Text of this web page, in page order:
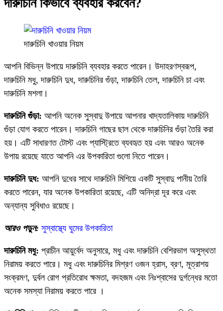
দারুচিনি খাওয়ার নিয়ম
আপনি বিভিন্ন উপায়ে দারুচিনি ব্যবহার করতে পারেন। উদাহরণস্বরূপ,
দারুচিনি মধু, দারুচিনি দুধ, দারুচিনির গুঁড়া, দারুচিনি তেল, দারুচিনি চা এবং
দারুচিনি মশলা।
দারুচিনি গুঁড়া: আপনি অনেক সুস্বাদু উপায়ে আপনার খাদ্যতালিকায় দারুচিনি
গুঁড়া যোগ করতে পারেন। দারুচিনি গাছের ছাল থেকে দারুচিনির গুঁড়া তৈরি করা
হয়। এটি সাধারণত টোস্ট এবং প্যাস্ট্রিতে ব্যবহৃত হয় এবং আরও অনেক
উপায় রয়েছে যাতে আপনি এর উপকারিতা গুলো নিতে পারেন।
দারুচিনি দুধ: আপনি দুধের সাথে দারুচিনি মিশিয়ে একটি সুস্বাদু পানীয় তৈরি
করতে পারেন, যার অনেক উপকারিতা রয়েছে, এটি অনিদ্রা দূর করে এবং
অন্যান্য সুবিধাও রয়েছে।
আরও পড়ুন: সুস্বাস্থ্যে ঘুমের উপকারিতা
দারুচিনি মধু: প্রাচীন আয়ুর্বেদ অনুসারে, মধু এবং দারুচিনি বেশিরভাগ অসুস্থতা
নিরাময় করতে পারে। মধু এবং দারুচিনির মিশ্রণ ওজন হ্রাস, ব্রণ, মূত্রাশয়
সংক্রমণ, দুর্বল রোগ প্রতিরোধ ক্ষমতা, বদহজম এবং নিঃশ্বাসের দুর্গন্ধের মতো
অনেক সমস্যা নিরাময় করতে পারে ।